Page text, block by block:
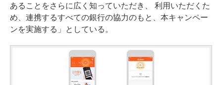
あることをさらに広く知っていただき、 利用いただくた
め、連携するすべての銀行の協力のもと、本キャンペー
ンを実施する」としている。